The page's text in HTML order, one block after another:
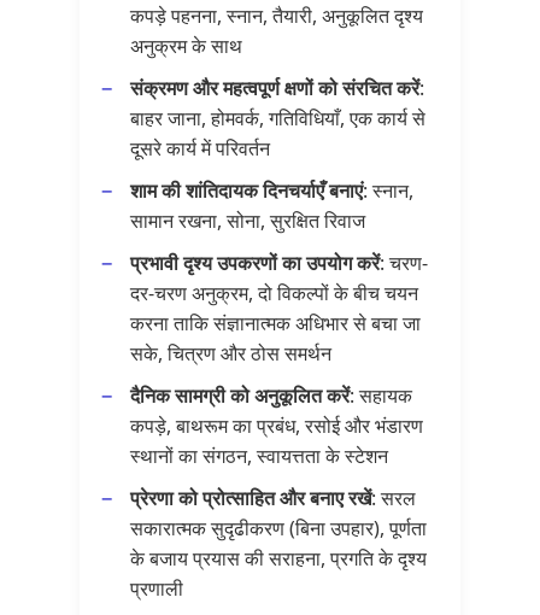
कपड़े पहनना, स्नान, तैयारी, अनुकूलित दृश्य
अनुक्रम के साथ
संक्रमण और महत्वपूर्ण क्षणों को संरचित करें:
बाहर जाना, होमवर्क, गतिविधियाँ, एक कार्य से
दूसरे कार्य में परिवर्तन
शाम की शांतिदायक दिनचर्याएँ बनाएं: स्नान,
सामान रखना, सोना, सुरक्षित रिवाज
प्रभावी दृश्य उपकरणों का उपयोग करें: चरण-
दर-चरण अनुक्रम, दो विकल्पों के बीच चयन
करना ताकि संज्ञानात्मक अधिभार से बचा जा
सके, चित्रण और ठोस समर्थन
दैनिक सामग्री को अनुकूलित करें: सहायक
कपड़े, बाथरूम का प्रबंध, रसोई और भंडारण
स्थानों का संगठन, स्वायत्तता के स्टेशन
प्रेरणा को प्रोत्साहित और बनाए रखें: सरल
सकारात्मक सुदृढीकरण (बिना उपहार), पूर्णता
के बजाय प्रयास की सराहना, प्रगति के दृश्य
प्रणाली